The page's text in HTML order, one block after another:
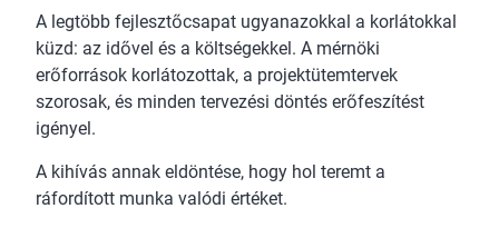
A legtöbb fejlesztőcsapat ugyanazokkal a korlátokkal
küzd: az idővel és a költségekkel. A mérnöki
erőforrások korlátozottak, a projektütemtervek
szorosak, és minden tervezési döntés erőfeszítést
igényel.
A kihívás annak eldöntése, hogy hol teremt a
ráfordított munka valódi értéket.